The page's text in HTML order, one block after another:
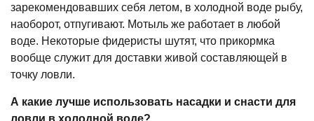
зарекомендовавших себя летом, в холодной воде рыбу,
наоборот, отпугивают. Мотыль же работает в любой
воде. Некоторые фидеристы шутят, что прикормка
вообще служит для доставки живой составляющей в
точку ловли.
А какие лучше использовать насадки и снасти для
ловли в холодной воде?